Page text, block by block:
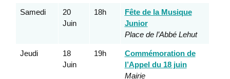
Samedi
20
Juin
18h
Fête de la Musique
Junior
Place de l’Abbé Lehut
Jeudi
18
Juin
19h
Commémoration de
l’Appel du 18 juin
Mairie